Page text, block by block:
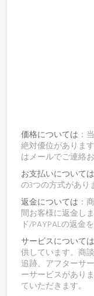
価格については ：
絶対優位がありま
はメールでご連絡
お支払いについては
の3つの方式があり
返金については ：
間お客様に返金し
ド/PAYPALの返金
サービスについては
供しています。商
追跡、アフターサ
ーサービスがあり
ていただきます。